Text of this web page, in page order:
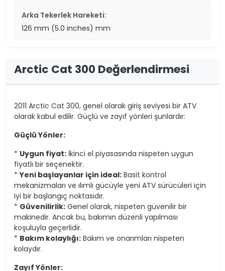
Arka Tekerlek Hareketi:
126 mm (5.0 inches) mm
Arctic Cat 300 Değerlendirmesi
2011 Arctic Cat 300, genel olarak giriş seviyesi bir ATV
olarak kabul edilir. Güçlü ve zayıf yönleri şunlardır:
Güçlü Yönler:
* Uygun fiyat: İkinci el piyasasında nispeten uygun
fiyatlı bir seçenektir.
*Yeni başlayanlar için ideal: Basit kontrol
mekanizmaları ve ılımlı gücüyle yeni ATV sürücüleri için
iyi bir başlangıç noktasıdır.
* Güvenilirlik: Genel olarak, nispeten güvenilir bir
makinedir. Ancak bu, bakımın düzenli yapılması
koşuluyla geçerlidir.
* Bakım kolaylığı: Bakım ve onarımları nispeten
kolaydır.
Zayıf Yönler: